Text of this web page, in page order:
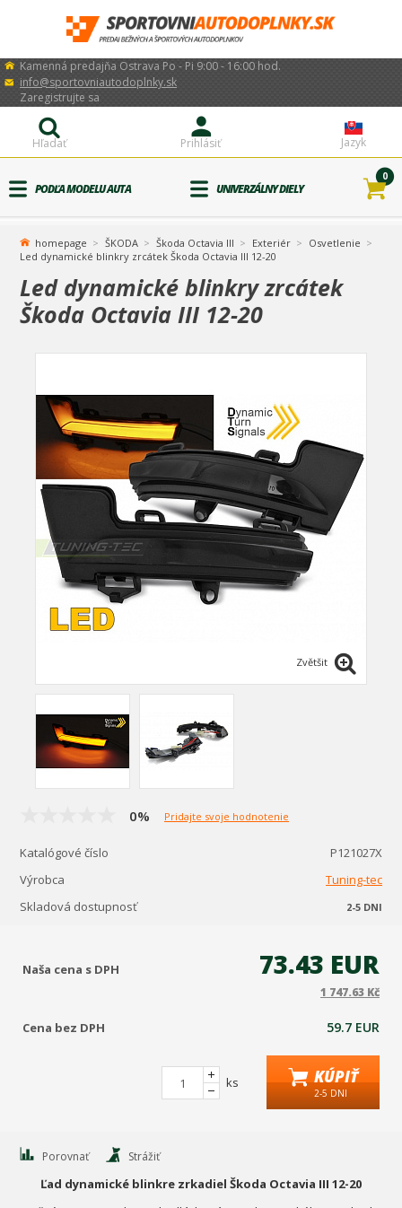
Kamenná predajňa Ostrava Po - Pi 9:00 - 16:00 hod.
info@sportovniautodoplnky.sk
Jazyk
Prihlásiť
Zaregistrujte sa
Hľadať
PODĽA MODELU AUTA UNIVERZÁLNY DIELY
0
homepage ŠKODA Škoda Octavia III Exteriér
Osvetlenie
Led dynamické blinkry zrcátek Škoda Octavia III 12-20
Led dynamické blinkry zrcátek
Škoda Octavia III 12-20
Zvětšit
0% Pridajte svoje hodnotenie
Katalógové číslo
P121027X
Výrobca
Tuning-tec
Skladová dostupnosť
2-5 DNI
Naša cena s DPH 73.43 EUR
1 747.63 Kč
Cena bez DPH 59.7 EUR
ks KÚPIŤ
2-5 DNI
Porovnať Strážiť
Ľad dynamické blinkre zrkadiel Škoda Octavia III 12-20